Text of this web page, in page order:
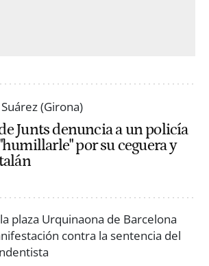
Junts denuncia a un policía
por su ceguera y